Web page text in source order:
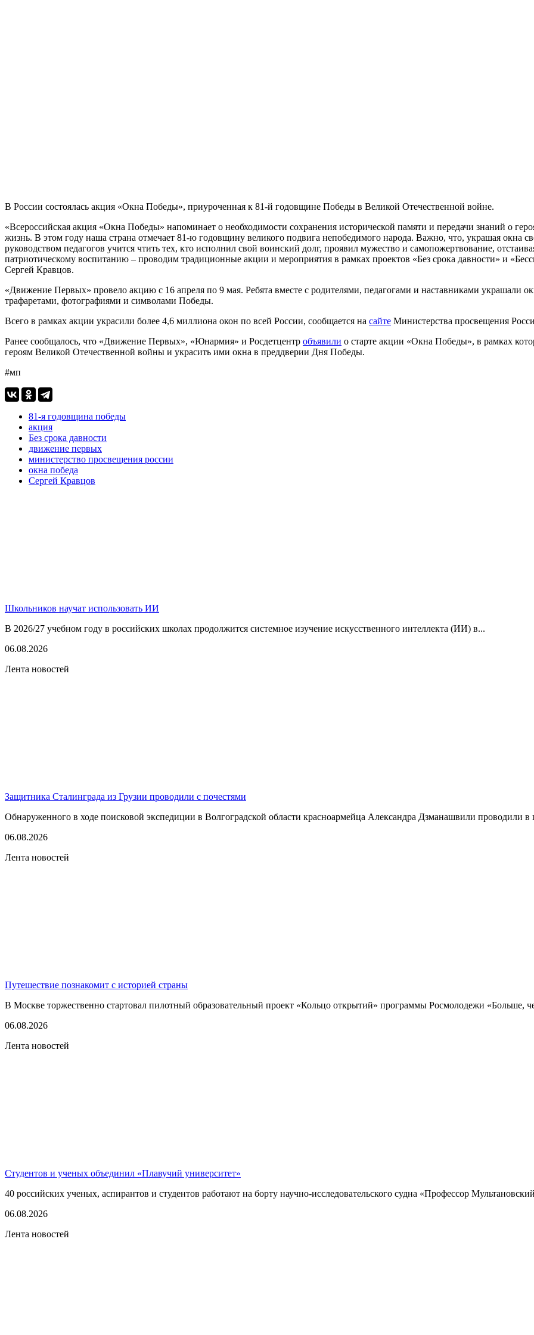
В России состоялась акция «Окна Победы», приуроченная к 81-й годовщине Победы в Великой Отечественной войне.
«Всероссийская акция «Окна Победы» напоминает о необходимости сохранения исторической памяти и передачи знаний о
жизнь. В этом году наша страна отмечает 81-ю годовщину великого подвига непобедимого народа. Важно, что, украшая окна
руководством педагогов учится чтить тех, кто исполнил свой воинский долг, проявил мужество и самопожертвование,
патриотическому воспитанию – проводим традиционные акции и мероприятия в рамках проектов «Без срока давности» и
Сергей Кравцов.
«Движение Первых» провело акцию с 16 апреля по 9 мая. Ребята вместе с родителями, педагогами и наставниками украшали
трафаретами, фотографиями и символами Победы.
Всего в рамках акции украсили более 4,6 миллиона окон по всей России, сообщается на сайте Министерства просвещения
Ранее сообщалось, что «Движение Первых», «Юнармия» и Росдетцентр объявили о старте акции «Окна Победы», в рамках
героям Великой Отечественной войны и украсить ими окна в преддверии Дня Победы.
#мп
81-я годовщина победы
акция
Без срока давности
движение первых
министерство просвещения россии
окна победа
Сергей Кравцов
Школьников научат использовать ИИ
В 2026/27 учебном году в российских школах продолжится системное изучение искусственного интеллекта (ИИ) в...
06.08.2026
Лента новостей
Защитника Сталинграда из Грузии проводили с почестями
Обнаруженного в ходе поисковой экспедиции в Волгоградской области красноармейца Александра Дзманашвили проводили в
06.08.2026
Лента новостей
Путешествие познакомит с историей страны
В Москве торжественно стартовал пилотный образовательный проект «Кольцо открытий» программы Росмолодежи «Больше,
06.08.2026
Лента новостей
Студентов и ученых объединил «Плавучий университет»
40 российских ученых, аспирантов и студентов работают на борту научно-исследовательского судна «Профессор
06.08.2026
Лента новостей